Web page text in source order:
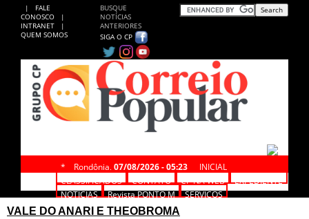
|
FALE
CONOSCO
|
INTRANET
|
QUEM SOMOS
BUSQUE
NOTÍCIAS
ANTERIORES
SIGA O CP
* Rondônia, 07/08/2026 - 05:23
INICIAL
CLASSIFICADOS
CONTATO CP NA WEB
EXPEDIENTE
NOTÍCIAS
Revista PONTO M
SERVIÇOS
VALE DO ANARI E THEOBROMA